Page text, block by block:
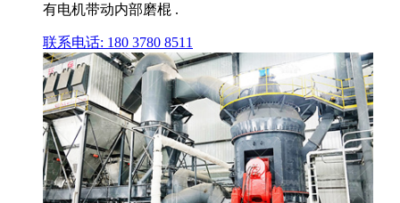
有电机带动内部磨棍 .
联系电话: 180 3780 8511